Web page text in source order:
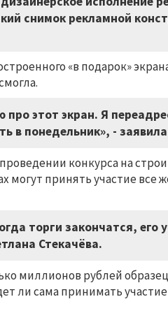
снимок рекламной
«в подарок»
про этот экран. Я
в понедельник», -
конкурса на
могут принять участие все
торги закончатся, его
Стекачёва.
миллионов рублей образец
ли сама принимать